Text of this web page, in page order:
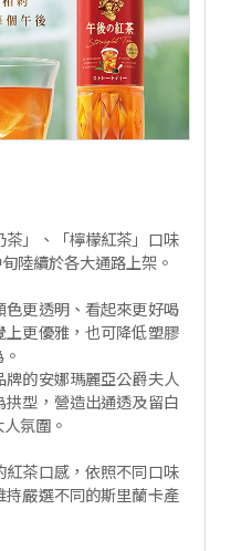
」、「檸檬紅茶」口味
陸續於各大通路上架。
更透明、看起來更好喝
更優雅，也可降低塑膠
的安娜瑪麗亞公爵夫人
型，營造出通透及留白
氛圍。
茶口感，依照不同口味
嚴選不同的斯里蘭卡產